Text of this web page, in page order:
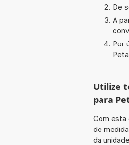
De
A
Por
Utilize
para
Com esta
de
da